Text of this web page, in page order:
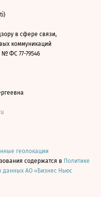
в сфере связи,
коммуникаций
№ ФС 77-79546
геолокации
содержатся в Политике
данных АО «Бизнес Ньюс